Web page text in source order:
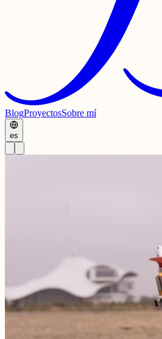
BlogProyectosSobre mí
es